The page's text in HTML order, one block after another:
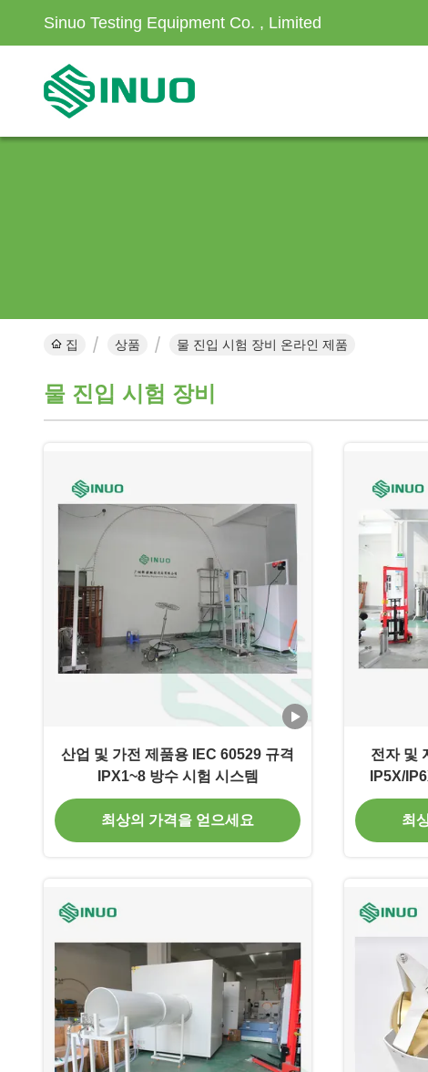
Sinuo Testing Equipment Co. , Limited
집 상품 물 진입 시험 장비 온라인 제품
물 진입 시험 장비
산업 및 가전 제품용 IEC 60529 규격
IPX1~8 방수 시험 시스템
최상의 가격을 얻으세요
전자 및
IP5X/
최